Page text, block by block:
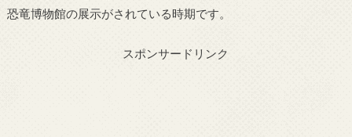
恐竜博物館の展示がされている時期です。
スポンサードリンク